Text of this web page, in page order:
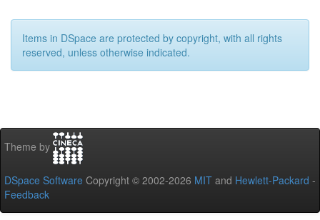
Items in DSpace are protected by copyright, with all rights
reserved, unless otherwise indicated.
Theme by
DSpace Software Copyright © 2002-2026 MIT and Hewlett-Packard -
Feedback